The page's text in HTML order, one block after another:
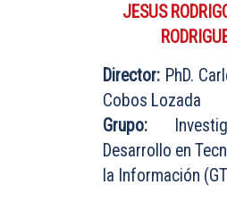
JESUS
Director: PhD.
Cobos Lozada
Grupo:
Desarrollo en
la Información